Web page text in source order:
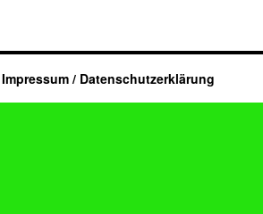
Impressum / Datenschutzerklärung